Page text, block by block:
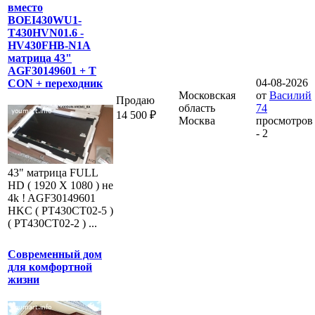
вместо
BOEI430WU1-
T430HVN01.6 -
HV430FHB-N1A
матрица 43"
AGF30149601 + T
CON + переходник
43" матрица FULL
HD ( 1920 X 1080 ) не
4k ! AGF30149601
HKC ( PT430CT02-5 )
( PT430CT02-2 ) ...
Продаю
14 500 ₽
Московская
область
Москва
04-08-2026
от Василий
74
просмотров
- 2
Современный дом
для комфортной
жизни